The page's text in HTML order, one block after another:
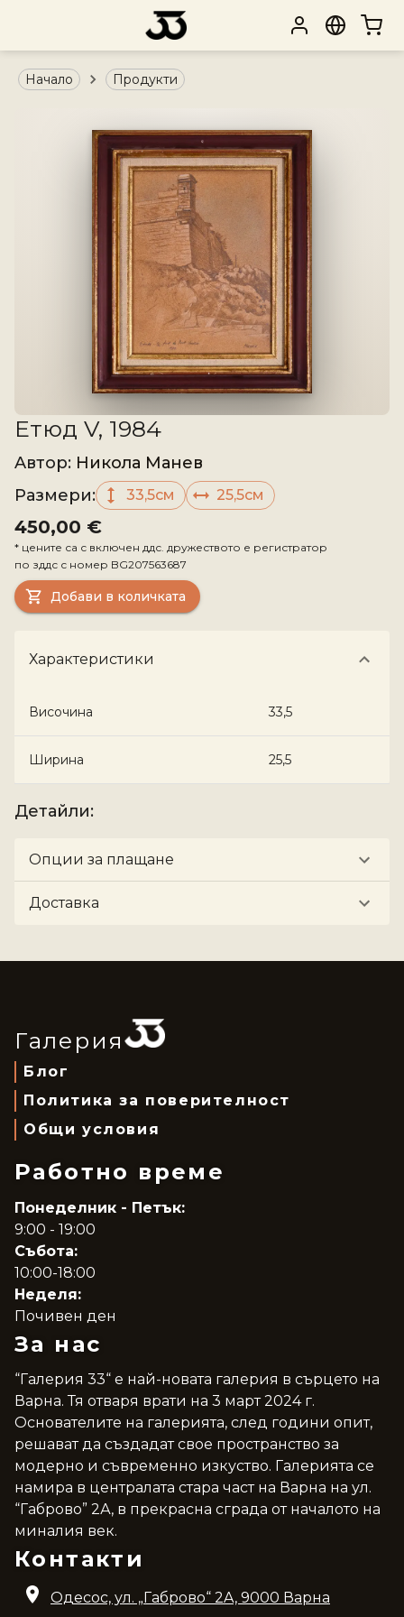
Начало Продукти
Етюд V, 1984
Aвтор: Никола Манев
Размери: 33,5см 25,5см
450,00 €
* цените са с включен ддс. дружеството е регистратор
по зддс с номер BG207563687
Добави в количката
Характеристики
Височина 33,5
Ширина 25,5
Детайли:
Опции за плащане
Доставка
Галерия
Блог
Политика за поверителност
Общи условия
Работно време
Понеделник - Петък:
9:00 - 19:00
Събота:
10:00-18:00
Неделя:
Почивен ден
За нас
“Галерия 33“ е най-новата галерия в сърцето на
Варна. Тя отваря врати на 3 март 2024 г.
Основателите на галерията, след години опит,
решават да създадат свое пространство за
модерно и съвременно изкуство. Галерията се
намира в централата стара част на Варна на ул.
“Габрово” 2А, в прекрасна сграда от началото на
миналия век.
Контакти
Одесос, ул. „Габрово“ 2A, 9000 Варна